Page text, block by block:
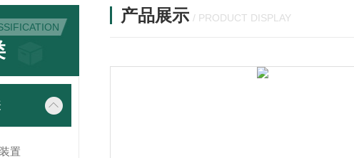
置
产品展示 / PRODUCT DISPLAY